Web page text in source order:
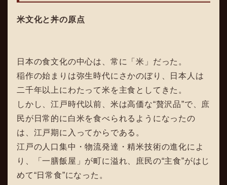
米文化と丼の原点
日本の食文化の中心は、常に「米」だった。
稲作の始まりは弥生時代にさかのぼり、日本人は
二千年以上にわたって米を主食としてきた。
しかし、江戸時代以前、米は高価な“贅沢品”で、庶
民が日常的に白米を食べられるようになったの
は、江戸期に入ってからである。
江戸の人口集中・物流発達・精米技術の進化によ
り、「一膳飯屋」が町に溢れ、庶民の“主食”がはじ
めて“日常食”になった。